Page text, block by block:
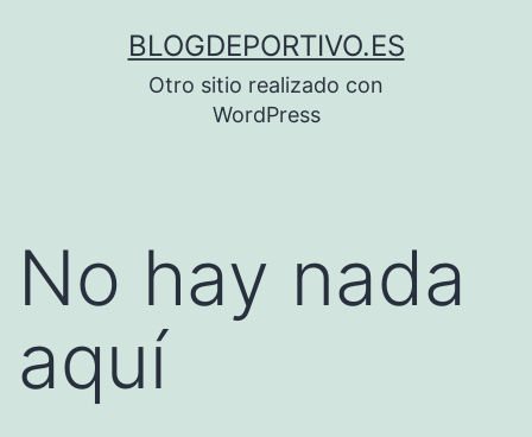
BLOGDEPORTIVO.ES
Otro sitio realizado con
WordPress
No hay nada
aquí